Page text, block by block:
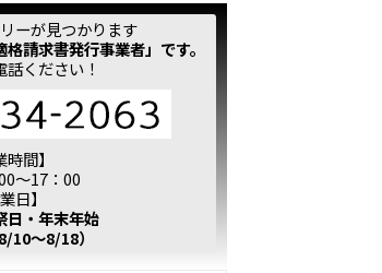
ーが見つかります
請求書発行事業者」です。
話ください！
時間】
～17：00
日】
日・年末年始
10～8/18）